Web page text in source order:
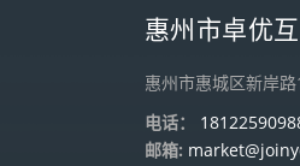
惠州市卓优
惠州市惠城区新岸
电话：
邮箱: